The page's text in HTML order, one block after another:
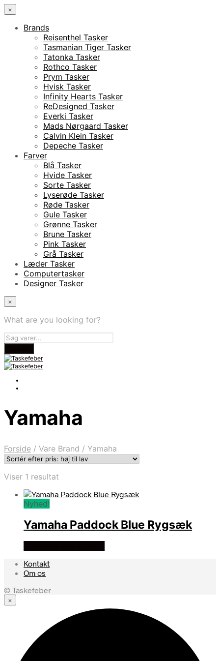
×
Brands
Reisenthel Tasker
Tasmanian Tiger Tasker
Tatonka Tasker
Rothco Tasker
Prym Tasker
Hvisk Tasker
Infinity Hearts Tasker
ReDesigned Tasker
Everki Tasker
Mads Nørgaard Tasker
Calvin Klein Tasker
Depeche Tasker
Farver
Blå Tasker
Hvide Tasker
Sorte Tasker
Lyserøde Tasker
Røde Tasker
Gule Tasker
Grønne Tasker
Brune Tasker
Pink Tasker
Grå Tasker
Læder Tasker
Computertasker
Designer Tasker
×
What are you looking for?
Yamaha
Forside / Vare Brand / Yamaha
Viser 1 resultat
Nyhed!
Yamaha Paddock Blue Rygsæk
Kontakt
Om os
© Taskefeber
×